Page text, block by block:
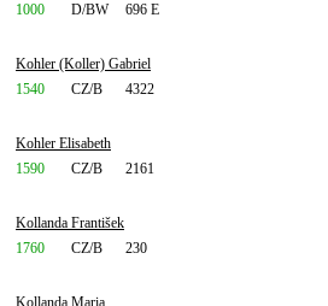
1000
D/BW 696 E
Kohler (Koller) Gabriel
1540
CZ/B 4322
Kohler Elisabeth
1590
CZ/B 2161
Kollanda František
1760
CZ/B 230
Kollanda Maria